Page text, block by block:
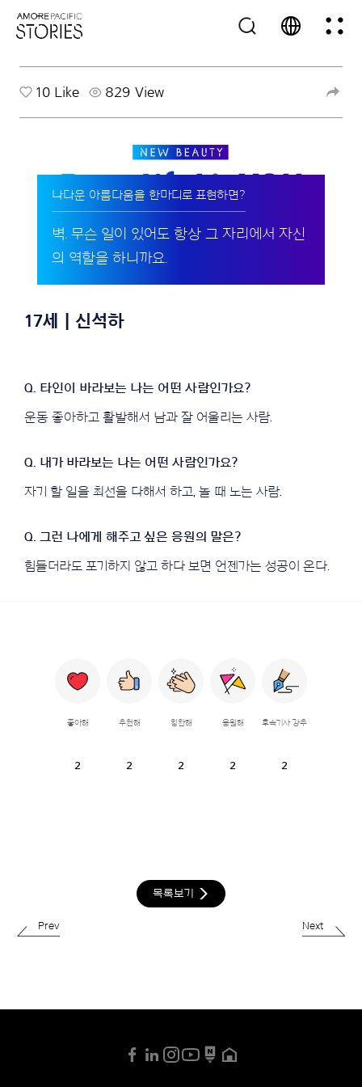
10 Like 829 View
나다운 아름다움을 한마디로 표현하면?
벽. 무슨 일이 있어도 항상 그 자리에서 자신
의 역할을 하니까요.
17세 | 신석하
운동 좋아하고 활발해서 남과 잘 어울리는 사람.
자기 할 일을 최선을 다해서 하고, 놀 때 노는 사람.
힘들더라도 포기하지 않고 하다 보면 언젠가는 성공이 온다.
좋아해
2
추천해
2
칭찬해
2
응원해
2
후속기사 강추
2
목록보기
Prev Next